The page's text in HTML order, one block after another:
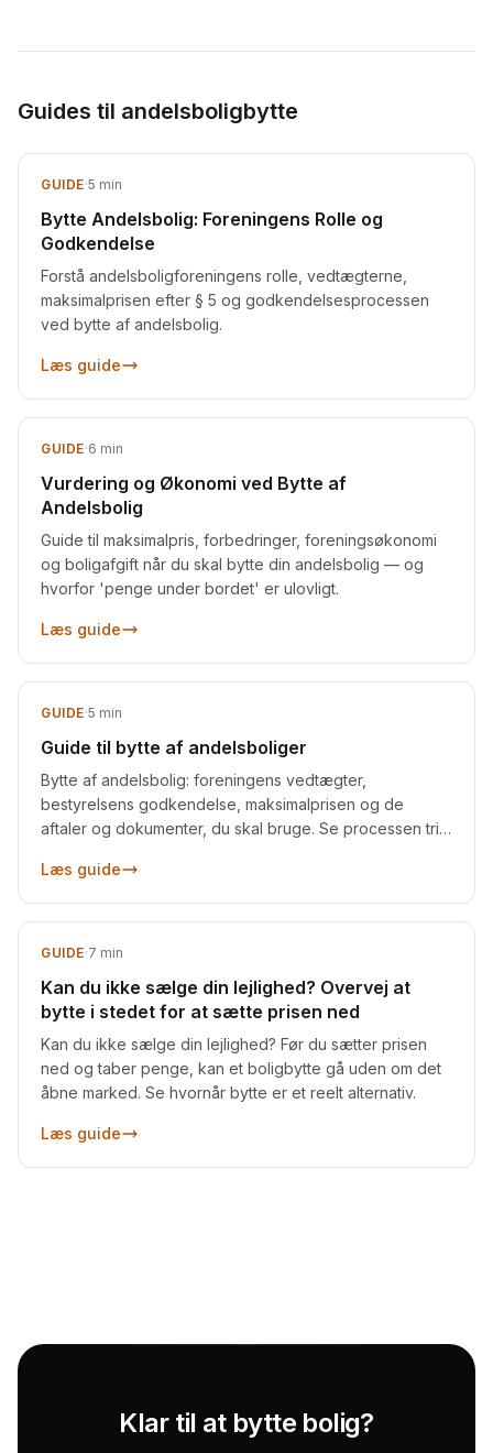
Guides til andelsboligbytte
GUIDE·5 min
Bytte Andelsbolig: Foreningens Rolle og
Godkendelse
Forstå andelsboligforeningens rolle, vedtægterne,
maksimalprisen efter § 5 og godkendelsesprocessen
ved bytte af andelsbolig.
Læs guide
GUIDE·6 min
Vurdering og Økonomi ved Bytte af
Andelsbolig
Guide til maksimalpris, forbedringer, foreningsøkonomi
og boligafgift når du skal bytte din andelsbolig — og
hvorfor 'penge under bordet' er ulovligt.
Læs guide
GUIDE·5 min
Guide til bytte af andelsboliger
Bytte af andelsbolig: foreningens vedtægter,
bestyrelsens godkendelse, maksimalprisen og de
aftaler og dokumenter, du skal bruge. Se processen trin
Læs guide
GUIDE·7 min
Kan du ikke sælge din lejlighed? Overvej at
bytte i stedet for at sætte prisen ned
Kan du ikke sælge din lejlighed? Før du sætter prisen
ned og taber penge, kan et boligbytte gå uden om det
åbne marked. Se hvornår bytte er et reelt alternativ.
Læs guide
Klar til at bytte bolig?